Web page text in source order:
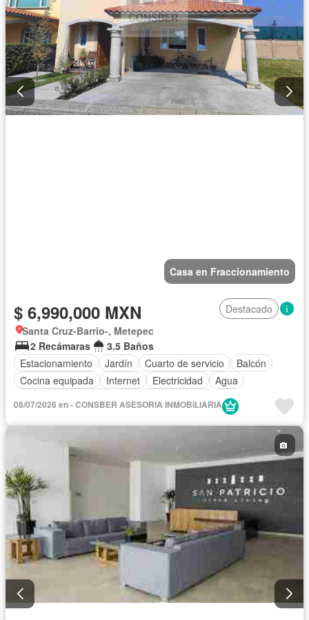
Casa en Fraccionamiento
$ 6,990,000 MXN
Destacado
Santa Cruz-Barrio-, Metepec
2 Recámaras
3.5 Baños
Estacionamiento
Jardín Cuarto de servicio
Balcón
Cocina equipada
Internet Electricidad
Agua
Wifi
08/07/2026 en - CONSBER ASESORIA INMOBILIARIA